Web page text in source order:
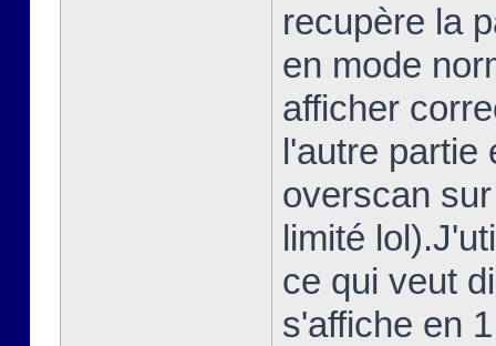
recupère la
en mode
afficher
l'autre partie
overscan
limité
ce qui veut
s'affiche en